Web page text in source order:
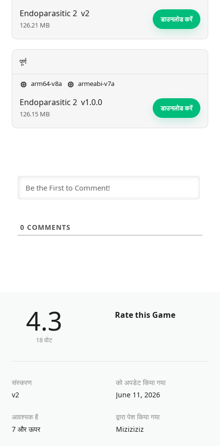
Endoparasitic 2 v2
126.21 MB
डाउनलोड करें
पूर्ण
arm64-v8a armeabi-v7a
Endoparasitic 2 v1.0.0
126.15 MB
डाउनलोड करें
0 COMMENTS
4.3
18 वोट
Rate this Game
संस्करण
v2
को अपडेट किया गया
June 11, 2026
आवश्यक है
7 और ऊपर
द्वारा पेश किया गया
Miziziziz